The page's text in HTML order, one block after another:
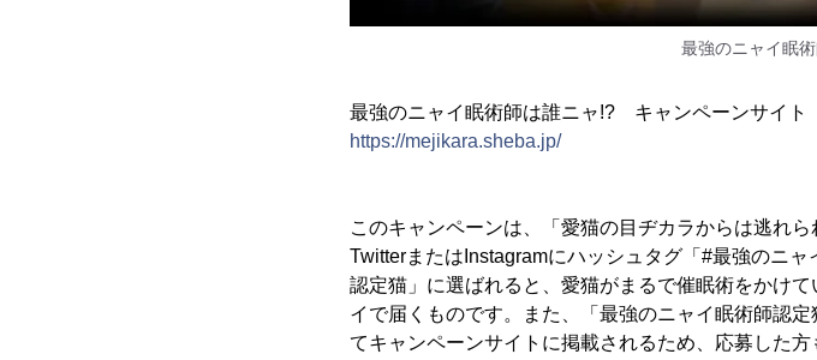
最強のニャイ眠
最強のニャイ眠術師は誰ニャ!? キャンペーンサイト
https://mejikara.sheba.jp/
このキャンペーンは、「愛猫の目ヂカラからは逃れ
TwitterまたはInstagramにハッシュタグ「#最強のニ
認定猫」に選ばれると、愛猫がまるで催眠術をかけ
イで届くものです。また、「最強のニャイ眠術師認
てキャンペーンサイトに掲載されるため、応募した